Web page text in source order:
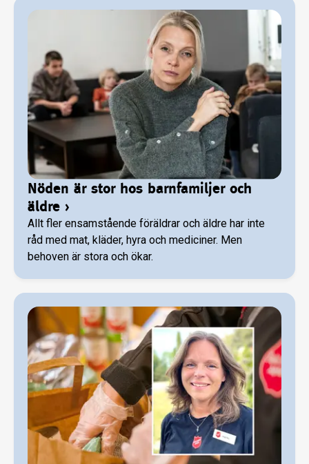
Nöden är stor hos barnfamiljer och
äldre ›
Allt fler ensamstående föräldrar och äldre har inte
råd med mat, kläder, hyra och mediciner. Men
behoven är stora och ökar.